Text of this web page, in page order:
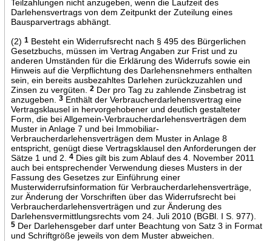
Teilzahlungen nicht anzugeben, wenn die Laufzeit des
Darlehensvertrags von dem Zeitpunkt der Zuteilung eines
Bausparvertrags abhängt.
(2) 1Besteht ein Widerrufsrecht nach § 495 des Bürgerlichen
Gesetzbuchs, müssen im Vertrag Angaben zur Frist und zu
anderen Umständen für die Erklärung des Widerrufs sowie ein
Hinweis auf die Verpflichtung des Darlehensnehmers enthalten
sein, ein bereits ausbezahltes Darlehen zurückzuzahlen und
Zinsen zu vergüten.
2Der pro Tag zu zahlende Zinsbetrag ist
anzugeben.
3Enthält der Verbraucherdarlehensvertrag eine
Vertragsklausel in hervorgehobener und deutlich gestalteter
Form, die bei Allgemein-Verbraucherdarlehensverträgen dem
Muster in Anlage 7 und bei Immobiliar-
Verbraucherdarlehensverträgen dem Muster in Anlage 8
entspricht, genügt diese Vertragsklausel den Anforderungen der
Sätze 1 und 2.
4Dies gilt bis zum Ablauf des 4. November 2011
auch bei entsprechender Verwendung dieses Musters in der
Fassung des Gesetzes zur Einführung einer
Musterwiderrufsinformation für Verbraucherdarlehensverträge,
zur Änderung der Vorschriften über das Widerrufsrecht bei
Verbraucherdarlehensverträgen und zur Änderung des
Darlehensvermittlungsrechts vom 24. Juli 2010 (BGBl. I S. 977).
5Der Darlehensgeber darf unter Beachtung von Satz 3 in Format
und Schriftgröße jeweils von dem Muster abweichen.